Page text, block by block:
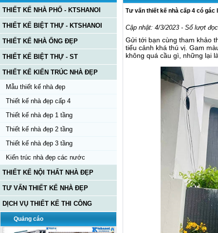
THIẾT KẾ NHÀ PHỐ - KTSHANOI
THIẾT KẾ BIỆT THỰ - KTSHANOI
THIẾT KẾ NHÀ ỐNG ĐẸP
THIẾT KẾ BIỆT THỰ - ST
THIẾT KẾ KIẾN TRÚC NHÀ ĐẸP
Mẫu thiết kế nhà đẹp
Thiết kế nhà đẹp cấp 4
Thiết kế nhà đẹp 1 tầng
Thiết kế nhà đẹp 2 tầng
Thiết kế nhà đẹp 3 tầng
Kiến trúc nhà đẹp các nước
THIẾT KẾ NỘI THẤT NHÀ ĐẸP
TƯ VẤN THIẾT KẾ NHÀ ĐẸP
DỊCH VỤ THIẾT KẾ THI CÔNG
Quảng cáo
Tư vấn thiết kế nhà cấp 4 có gác
Cập nhật: 4/3/2023 - Số lượt
Gửi tới bạn cùng tham khảo
tiểu cảnh khá thú vị. Gam
không quá cầu gì, những lại